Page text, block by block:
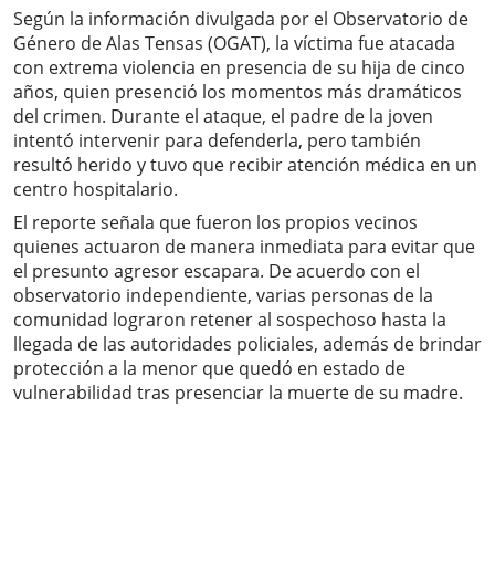
Según la información divulgada por el Observatorio de
Género de Alas Tensas (OGAT), la víctima fue atacada
con extrema violencia en presencia de su hija de cinco
años, quien presenció los momentos más dramáticos
del crimen. Durante el ataque, el padre de la joven
intentó intervenir para defenderla, pero también
resultó herido y tuvo que recibir atención médica en un
centro hospitalario.
El reporte señala que fueron los propios vecinos
quienes actuaron de manera inmediata para evitar que
el presunto agresor escapara. De acuerdo con el
observatorio independiente, varias personas de la
comunidad lograron retener al sospechoso hasta la
llegada de las autoridades policiales, además de brindar
protección a la menor que quedó en estado de
vulnerabilidad tras presenciar la muerte de su madre.